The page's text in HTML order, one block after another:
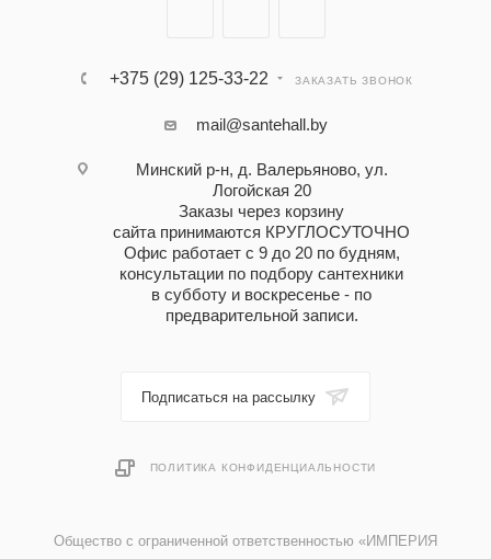
+375 (29) 125-33-22 ЗАКАЗАТЬ ЗВОНОК
mail@santehall.by
Минский р-н, д. Валерьяново, ул.
Логойская 20
Заказы через корзину
сайта принимаются КРУГЛОСУТОЧНО
Офис работает с 9 до 20 по будням,
консультации по подбору сантехники
в субботу и воскресенье - по
предварительной записи.
Подписаться на рассылку
ПОЛИТИКА КОНФИДЕНЦИАЛЬНОСТИ
Общество с ограниченной ответственностью «ИМПЕРИЯ